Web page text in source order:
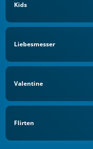
Kids
Liebesmesser
Valentine
Flirten